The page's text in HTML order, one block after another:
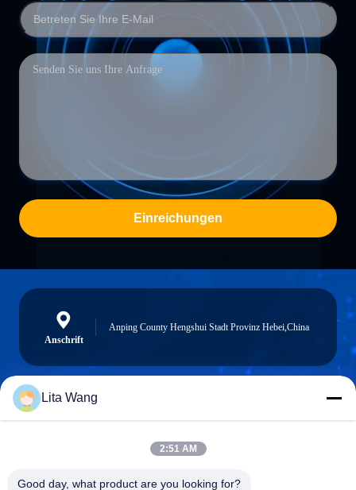
Einreichungen
Anschrift
Anping County Hengshui Stadt Provinz Hebei,China
lita@screenmeshnet.com
Lita Wang
2:51 AM
Good day, what product are you looking for?